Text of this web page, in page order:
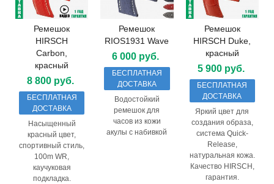
Ремешок
HIRSCH
Carbon,
красный
8 800 руб.
БЕСПЛАТНАЯ
ДОСТАВКА
Насыщенный
красный цвет,
спортивный стиль,
100m WR,
каучуковая
подкладка.
Ремешок
RIOS1931 Wave
6 000 руб.
БЕСПЛАТНАЯ
ДОСТАВКА
Водостойкий
ремешок для
часов из кожи
акулы с набивкой
Ремешок
HIRSCH Duke,
красный
5 900 руб.
БЕСПЛАТНАЯ
ДОСТАВКА
Яркий цвет для
создания образа,
система Quick-
Release,
натуральная кожа.
Качество HIRSCH,
гарантия.